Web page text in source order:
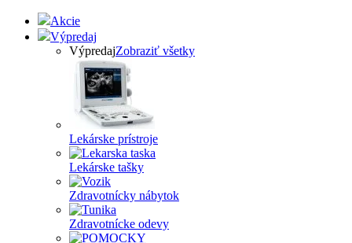
Akcie
Výpredaj
VýpredajZobraziť všetky
Lekárske prístroje
Lekárske tašky
Zdravotnícky nábytok
Zdravotnícke odevy